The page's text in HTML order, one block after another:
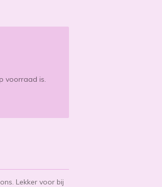
voorraad is.
Lekker voor bij